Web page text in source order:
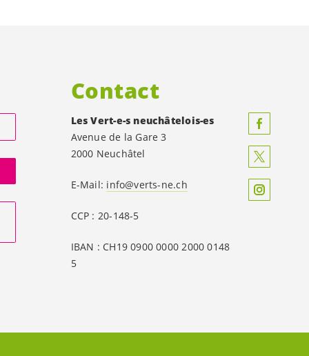
Contact
LesVert-e-s neuchâtelois-es
Avenue de la Gare 3
2000 Neuchâtel
E-Mail: info@verts-ne.ch
CCP : 20-148-5
IBAN : CH19 0900 0000 2000 0148
5